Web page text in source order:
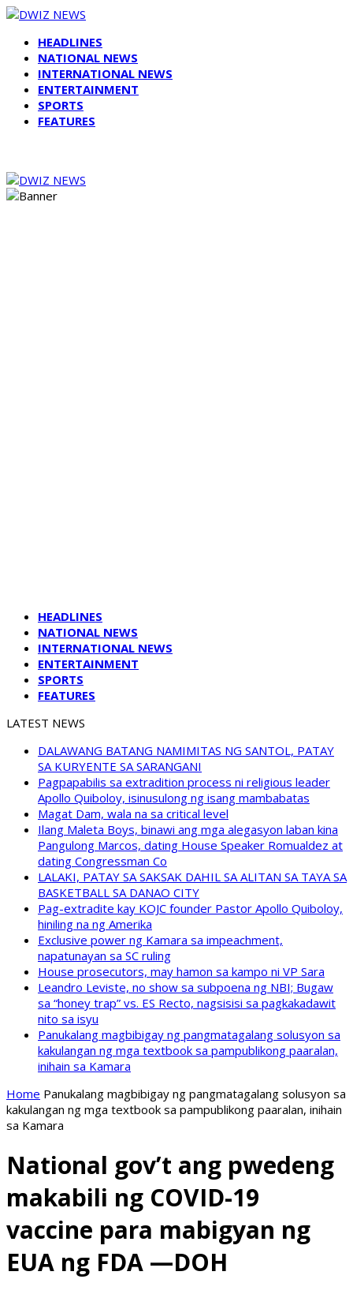
HEADLINES
NATIONAL NEWS
INTERNATIONAL NEWS
ENTERTAINMENT
SPORTS
FEATURES
HEADLINES
NATIONAL NEWS
INTERNATIONAL NEWS
ENTERTAINMENT
SPORTS
FEATURES
LATEST NEWS
DALAWANG BATANG NAMIMITAS NG SANTOL, PATAY
SA KURYENTE SA SARANGANI
Pagpapabilis sa extradition process ni religious leader
Apollo Quiboloy, isinusulong ng isang mambabatas
Magat Dam, wala na sa critical level
Ilang Maleta Boys, binawi ang mga alegasyon laban kina
Pangulong Marcos, dating House Speaker Romualdez at
dating Congressman Co
LALAKI, PATAY SA SAKSAK DAHIL SA ALITAN SA TAYA SA
BASKETBALL SA DANAO CITY
Pag-extradite kay KOJC founder Pastor Apollo Quiboloy,
hiniling na ng Amerika
Exclusive power ng Kamara sa impeachment,
napatunayan sa SC ruling
House prosecutors, may hamon sa kampo ni VP Sara
Leandro Leviste, no show sa subpoena ng NBI; Bugaw
sa “honey trap” vs. ES Recto, nagsisisi sa pagkakadawit
nito sa isyu
Panukalang magbibigay ng pangmatagalang solusyon sa
kakulangan ng mga textbook sa pampublikong paaralan,
inihain sa Kamara
Home Panukalang magbibigay ng pangmatagalang solusyon sa
kakulangan ng mga textbook sa pampublikong paaralan, inihain
sa Kamara
National gov’t ang pwedeng
makabili ng COVID-19
vaccine para mabigyan ng
EUA ng FDA —DOH